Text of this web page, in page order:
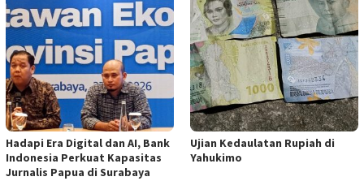
Hadapi Era Digital dan AI, Bank
Indonesia Perkuat Kapasitas
Jurnalis Papua di Surabaya
Ujian Kedaulatan Rupiah di
Yahukimo